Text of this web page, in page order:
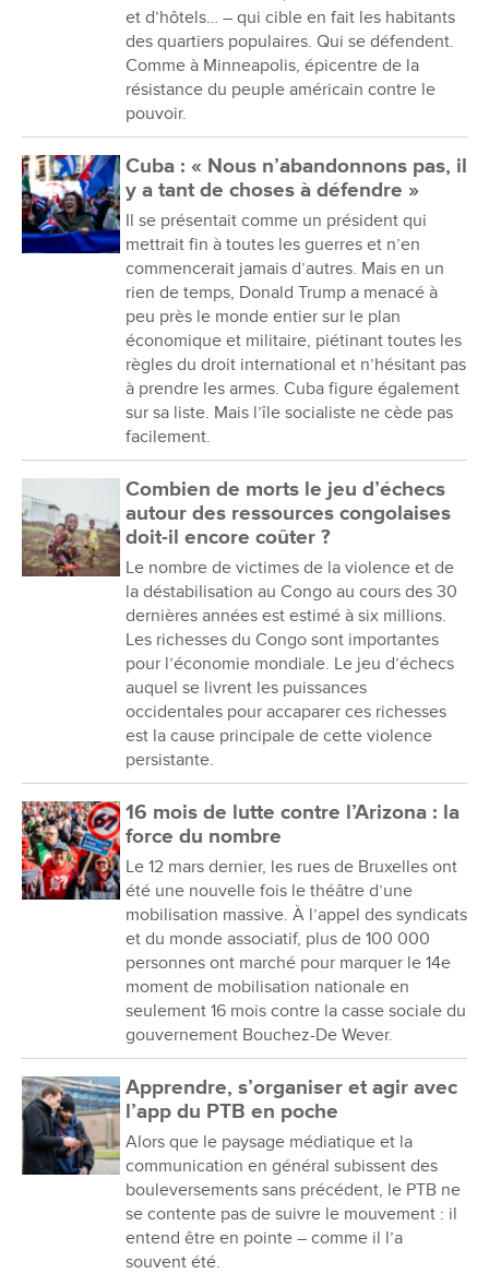
et d’hôtels… – qui cible en fait les habitants
des quartiers populaires. Qui se défendent.
Comme à Minneapolis, épicentre de la
résistance du peuple américain contre le
pouvoir.
Cuba : « Nous n’abandonnons pas, il
y a tant de choses à défendre »
Il se présentait comme un président qui
mettrait fin à toutes les guerres et n’en
commencerait jamais d’autres. Mais en un
rien de temps, Donald Trump a menacé à
peu près le monde entier sur le plan
économique et militaire, piétinant toutes les
règles du droit international et n’hésitant pas
à prendre les armes. Cuba figure également
sur sa liste. Mais l’île socialiste ne cède pas
facilement.
Combien de morts le jeu d’échecs
autour des ressources congolaises
doit-il encore coûter ?
Le nombre de victimes de la violence et de
la déstabilisation au Congo au cours des 30
dernières années est estimé à six millions.
Les richesses du Congo sont importantes
pour l’économie mondiale. Le jeu d’échecs
auquel se livrent les puissances
occidentales pour accaparer ces richesses
est la cause principale de cette violence
persistante.
16 mois de lutte contre l’Arizona : la
force du nombre
Le 12 mars dernier, les rues de Bruxelles ont
été une nouvelle fois le théâtre d’une
mobilisation massive. À l’appel des syndicats
et du monde associatif, plus de 100 000
personnes ont marché pour marquer le 14e
moment de mobilisation nationale en
seulement 16 mois contre la casse sociale du
gouvernement Bouchez-De Wever.
Apprendre, s’organiser et agir avec
l’app du PTB en poche
Alors que le paysage médiatique et la
communication en général subissent des
bouleversements sans précédent, le PTB ne
se contente pas de suivre le mouvement : il
entend être en pointe – comme il l’a
souvent été.